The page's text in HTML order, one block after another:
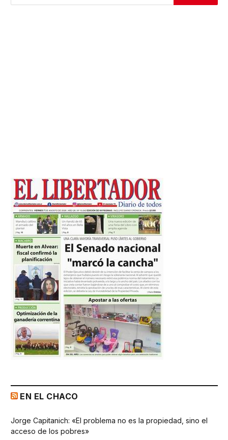
EN EL CHACO
Jorge Capitanich: «El problema no es la propiedad, sino el
acceso de los pobres»